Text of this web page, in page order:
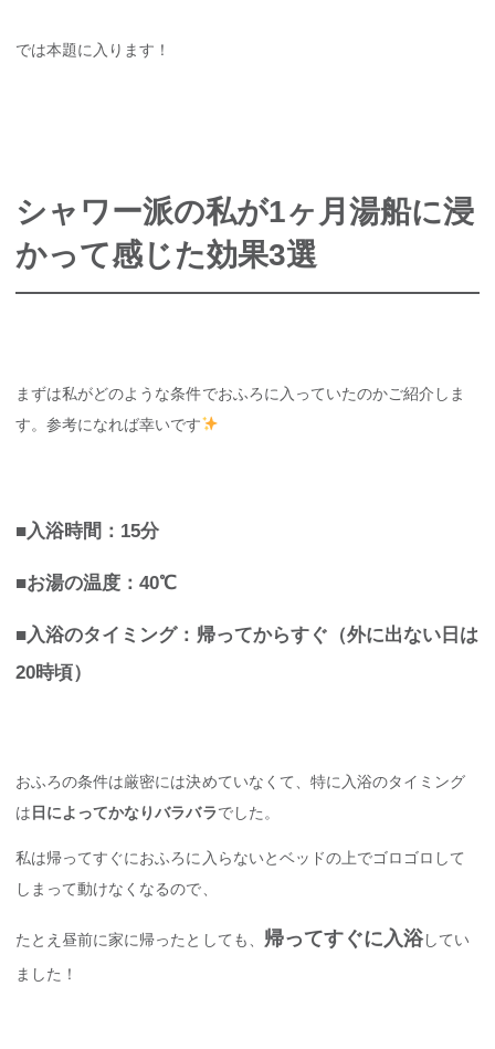
では本題に入ります！
シャワー派の私が1ヶ月湯船に浸
かって感じた効果3選
まずは私がどのような条件でおふろに入っていたのかご紹介しま
す。参考になれば幸いです
■入浴時間：15分
■お湯の温度：40℃
■入浴のタイミング：帰ってからすぐ（外に出ない日は
20時頃）
おふろの条件は厳密には決めていなくて、特に入浴のタイミング
は日によってかなりバラバラでした。
私は帰ってすぐにおふろに入らないとベッドの上でゴロゴロして
しまって動けなくなるので、
たとえ昼前に家に帰ったとしても、 帰ってすぐに入浴してい
ました！